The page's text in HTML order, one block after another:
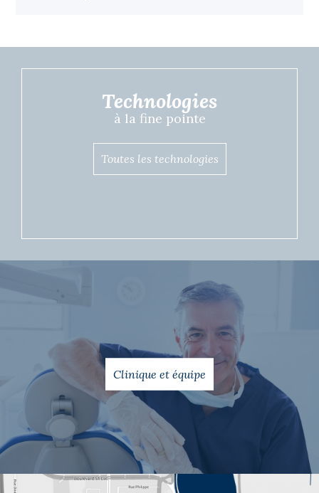
Technologies
à la fine pointe
Toutes les technologies
Clinique et équipe